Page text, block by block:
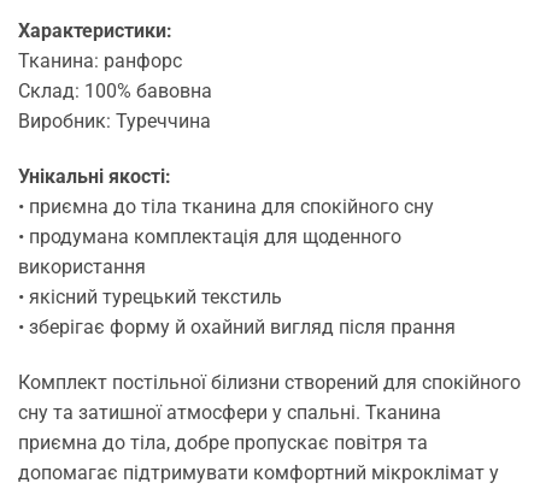
Характеристики:
Тканина: ранфорс
Склад: 100% бавовна
Виробник: Туреччина
Унікальні якості:
• приємна до тіла тканина для спокійного сну
• продумана комплектація для щоденного
використання
• якісний турецький текстиль
• зберігає форму й охайний вигляд після прання
Комплект постільної білизни створений для спокійного
сну та затишної атмосфери у спальні. Тканина
приємна до тіла, добре пропускає повітря та
допомагає підтримувати комфортний мікроклімат у